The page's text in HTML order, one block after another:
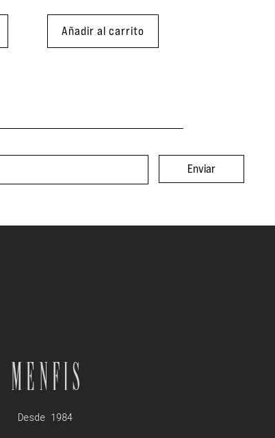
Añadir al carrito
Enviar
Desde 1984